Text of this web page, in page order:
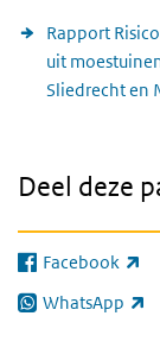
Rapport
uit
Sliedrecht en
Deel deze
Facebook
(externe link)
WhatsApp
(externe link)